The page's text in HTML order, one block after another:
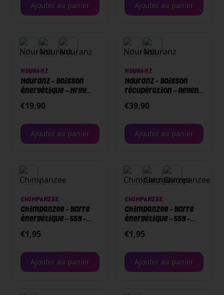
Ajouter au panier Ajouter au panier
NDURANZ
Nduranz - Boisson
énergétique – Nrgy
Orange
€19,90
Ajouter au panier
NDURANZ
Nduranz - Boisson
récupération – Regen -
g - Chocolate
€39,90
Ajouter au panier
CHIMPANZEE
Chimpanzee - Barre
énergétique - 55g -
€1,95
Ajouter au panier
CHIMPANZEE
Chimpanzee - Barre
énergétique - 55g -
€1,95
Ajouter au panier